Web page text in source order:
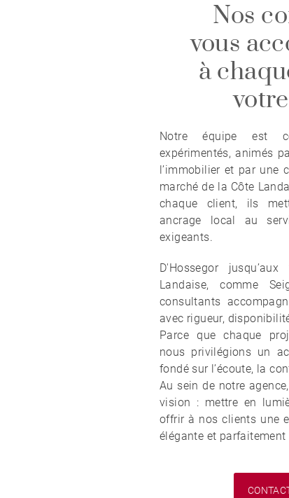
Nos
vous
à
Notre équipe est
expérimentés, animés
l’immobilier et par une
marché de la Côte
chaque client, ils
ancrage local au
exigeants.
D'Hossegor
Landaise, comme
consultants
avec rigueur,
Parce que chaque
nous privilégions un
fondé sur l’écoute, la
Au sein de notre
vision : mettre en
offrir à nos clients une
élégante et